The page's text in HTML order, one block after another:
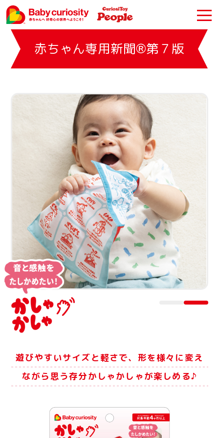
赤ちゃん専用新聞®第７版
遊びやすいサイズと軽さで、形を様々に変え
ながら思う存分かしゃかしゃが楽しめる♪